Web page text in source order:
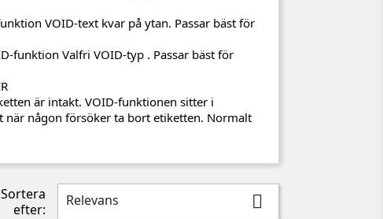
VOID-text kvar på ytan. Passar bäst för
funktion Valfri VOID-typ . Passar bäst för
är intakt. VOID-funktionen sitter i
någon försöker ta bort etiketten. Normalt
Sortera
efter:
Relevans 